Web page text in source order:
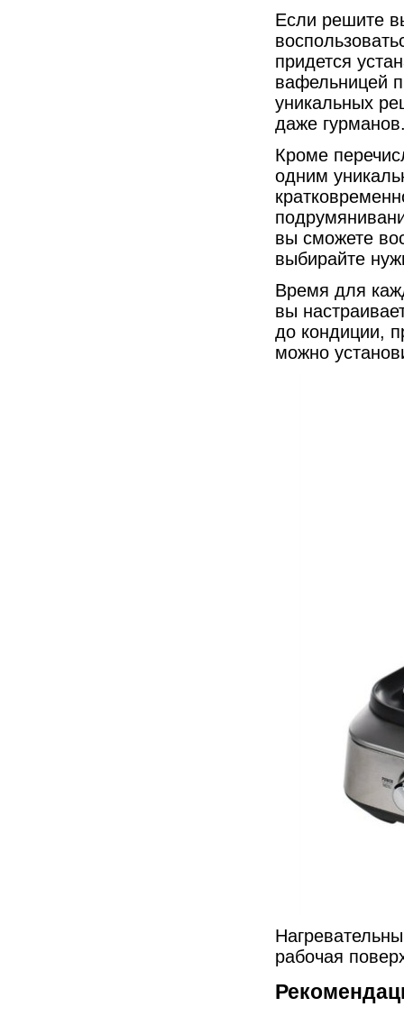
Если решите
придется
вафельницей
уникальных
даже
Кроме
одним
вы сможете
выбирайте
Время для
вы
до кондиции,
можно
рабочая